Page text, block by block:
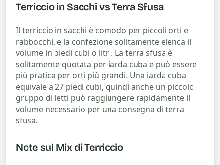
Terriccio in Sacchi vs Terra Sfusa
Il terriccio in sacchi è comodo per piccoli orti e
rabbocchi, e la confezione solitamente elenca il
volume in piedi cubi o litri. La terra sfusa è
solitamente quotata per iarda cuba e può essere
più pratica per orti più grandi. Una iarda cuba
equivale a 27 piedi cubi, quindi anche un piccolo
gruppo di letti può raggiungere rapidamente il
volume necessario per una consegna di terra
sfusa.
Note sul Mix di Terriccio